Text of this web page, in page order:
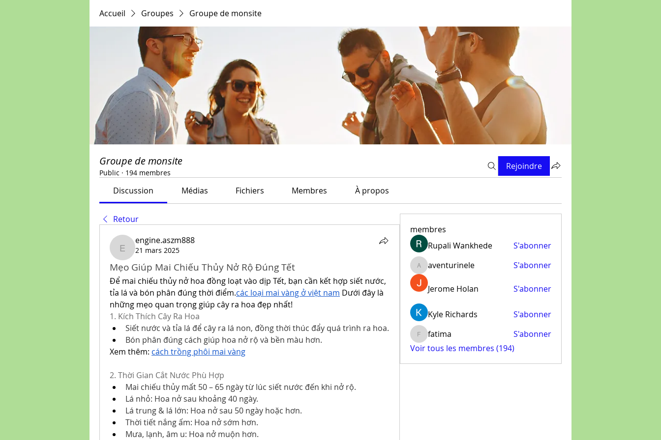
Accueil Groupes Groupe de monsite
Groupe de monsite
Public · 194 membres
Rejoindre
Discussion Médias Fichiers Membres À propos
Retour
engine.aszm888
engine.aszm888
21 mars 2025
Mẹo Giúp Mai Chiếu Thủy Nở Rộ Đúng Tết
Để mai chiếu thủy nở hoa đồng loạt vào dịp Tết, bạn cần kết hợp siết nước,
tỉa lá và bón phân đúng thời điểm.các loại mai vàng ở việt nam Dưới đây là
những mẹo quan trọng giúp cây ra hoa đẹp nhất!
1. Kích Thích Cây Ra Hoa
Siết nước và tỉa lá để cây ra lá non, đồng thời thúc đẩy quá trình ra hoa.
Bón phân đúng cách giúp hoa nở rộ và bền màu hơn.
Xem thêm: cách trồng phôi mai vàng
2. Thời Gian Cắt Nước Phù Hợp
Mai chiếu thủy mất 50 – 65 ngày từ lúc siết nước đến khi nở rộ.
Lá nhỏ: Hoa nở sau khoảng 40 ngày.
Lá trung & lá lớn: Hoa nở sau 50 ngày hoặc hơn.
Thời tiết nắng ấm: Hoa nở sớm hơn.
Mưa, lạnh, âm u: Hoa nở muộn hơn.
membres
Rupali Wankhede
S'abonner
aventurinele
aventurinele S'abonner
Jerome Holan S'abonner
Kyle Richards S'abonner
fatima
fatima
S'abonner
Voir tous les membres (194)